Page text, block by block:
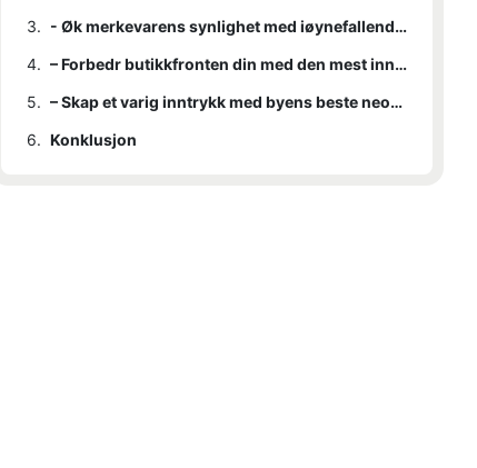
3.
- Øk merkevarens synlighet med iøynefallende neonskilt
4.
– Forbedr butikkfronten din med den mest innovative neonskiltteknologien
5.
– Skap et varig inntrykk med byens beste neonskiltfirma
6. Konklusjon